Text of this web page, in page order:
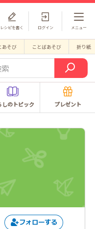
ログイン
レシピを書く メニュー
あそび ことばあそび 折り紙
しのトピック プレゼント